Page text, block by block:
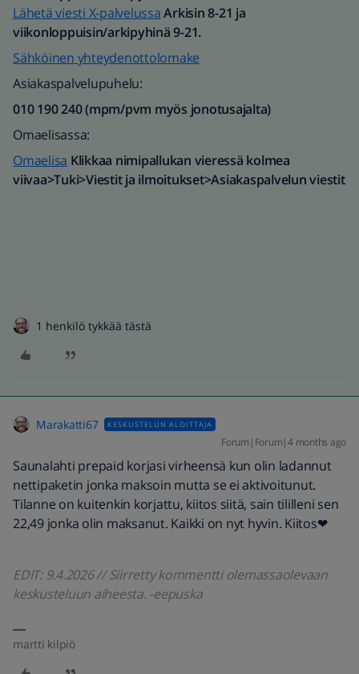
Lähetä viesti X-palvelussaArkisin 8-21 ja
viikonloppuisin/arkipyhinä 9-21.
Sähköinen yhteydenottolomake
Asiakaspalvelupuhelu:
010 190 240 (mpm/pvm myös jonotusajalta)​
Omaelisassa:
Omaelisa Klikkaa nimipallukan vieressä kolmea
viivaa>Tuki>Viestit ja ilmoitukset>Asiakaspalvelun viestit
1 henkilö tykkää tästä
Marakatti67 KESKUSTELUN ALOITTAJA
Forum|Forum|4 months ago
Saunalahti prepaid korjasi virheensä kun olin ladannut
nettipaketin jonka maksoin mutta se ei aktivoitunut.
Tilanne on kuitenkin korjattu, kiitos siitä, sain tililleni sen
22,49 jonka olin maksanut. Kaikki on nyt hyvin. Kiitos❤
EDIT: 9.4.2026 // Siirretty kommentti olemassaolevaan
keskusteluun aiheesta. -eepuska
martti kilpiö